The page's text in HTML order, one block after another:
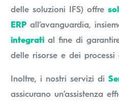
delle soluzioni IFS) offre
ERP all’avanguardia,
integrati al fine di
delle risorse e dei processi
Inoltre, i nostri servizi di
assicurano un’assistenza